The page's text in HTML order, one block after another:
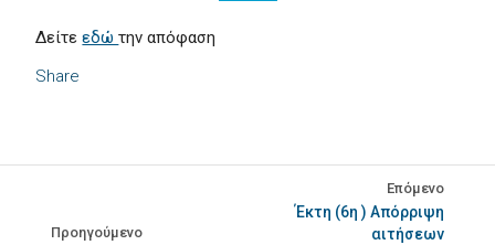
Share
Δείτεεδώτην απόφαση
Προηγούμενο
Επόμενο
Έκτη (6η ) Απόρριψη
αιτήσεων